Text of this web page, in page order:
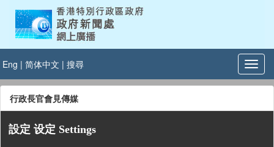
Eng | 简体中文 | 搜尋
行政長官會見傳媒